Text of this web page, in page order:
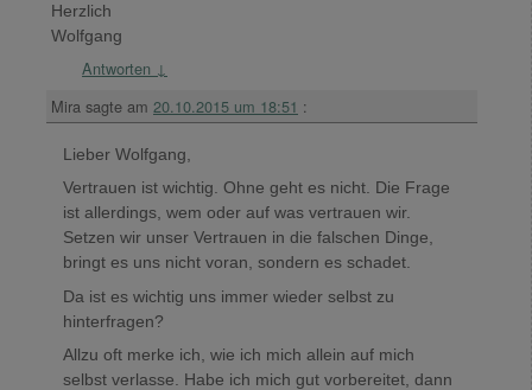
Herzlich
Wolfgang
Antworten ↓
Mira sagte am 20.10.2015 um 18:51 :
Lieber Wolfgang,
Vertrauen ist wichtig. Ohne geht es nicht. Die Frage
ist allerdings, wem oder auf was vertrauen wir.
Setzen wir unser Vertrauen in die falschen Dinge,
bringt es uns nicht voran, sondern es schadet.
Da ist es wichtig uns immer wieder selbst zu
hinterfragen?
Allzu oft merke ich, wie ich mich allein auf mich
selbst verlasse. Habe ich mich gut vorbereitet, dann